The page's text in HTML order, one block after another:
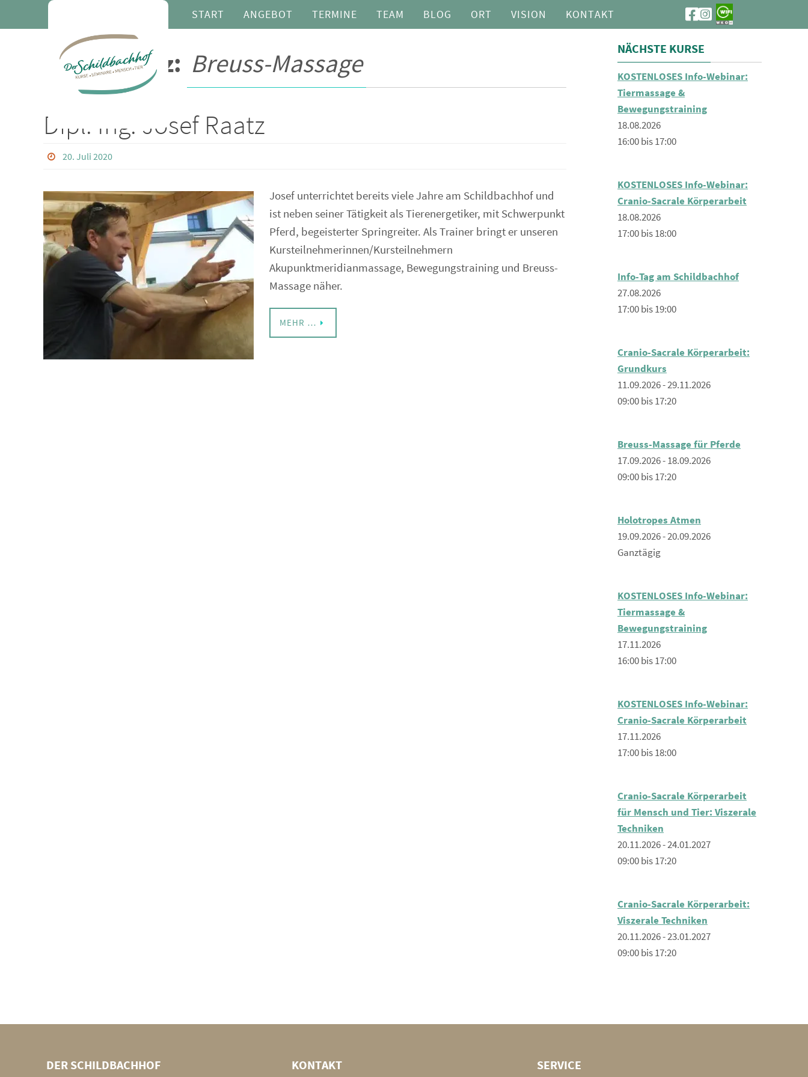
Inhalt
START ANGEBOT TERMINE TEAM BLOG ORT VISION KONTAKT
Kompetenz: Breuss-Massage
Dipl. Ing. Josef Raatz
20. Juli 2020
Josef unterrichtet bereits viele Jahre am Schildbachhof und
ist neben seiner Tätigkeit als Tierenergetiker, mit Schwerpunkt
Pferd, begeisterter Springreiter. Als Trainer bringt er unseren
Kursteilnehmerinnen/Kursteilnehmern
Akupunktmeridianmassage, Bewegungstraining und Breuss-
Massage näher.
MEHR …
NÄCHSTE KURSE
KOSTENLOSES Info-Webinar:
Tiermassage &
Bewegungstraining
18.08.2026
16:00 bis 17:00
KOSTENLOSES Info-Webinar:
Cranio-Sacrale Körperarbeit
18.08.2026
17:00 bis 18:00
Info-Tag am Schildbachhof
27.08.2026
17:00 bis 19:00
Cranio-Sacrale Körperarbeit:
Grundkurs
11.09.2026 - 29.11.2026
09:00 bis 17:20
Breuss-Massage für Pferde
17.09.2026 - 18.09.2026
09:00 bis 17:20
Holotropes Atmen
19.09.2026 - 20.09.2026
Ganztägig
KOSTENLOSES Info-Webinar:
Tiermassage &
Bewegungstraining
17.11.2026
16:00 bis 17:00
KOSTENLOSES Info-Webinar:
Cranio-Sacrale Körperarbeit
17.11.2026
17:00 bis 18:00
Cranio-Sacrale Körperarbeit
für Mensch und Tier: Viszerale
Techniken
20.11.2026 - 24.01.2027
09:00 bis 17:20
Cranio-Sacrale Körperarbeit:
Viszerale Techniken
20.11.2026 - 23.01.2027
09:00 bis 17:20
DER SCHILDBACHHOF KONTAKT SERVICE